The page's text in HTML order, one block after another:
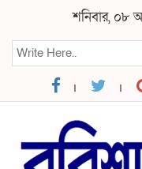
শনিবার, ০৮